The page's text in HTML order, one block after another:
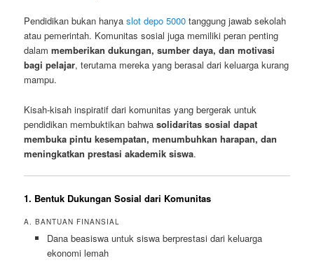
Pendidikan bukan hanyaslot depo 5000 tanggung jawab sekolah
atau pemerintah. Komunitas sosial juga memiliki peran penting
dalammemberikan dukungan, sumber daya, dan motivasi
bagi pelajar, terutama mereka yang berasal dari keluarga kurang
mampu.
Kisah-kisah inspiratif dari komunitas yang bergerak untuk
pendidikan membuktikan bahwasolidaritas sosial dapat
membuka pintu kesempatan, menumbuhkan harapan, dan
meningkatkan prestasi akademik siswa.
1. Bentuk Dukungan Sosial dari Komunitas
A. BANTUAN FINANSIAL
Dana beasiswa untuk siswa berprestasi dari keluarga
ekonomi lemah